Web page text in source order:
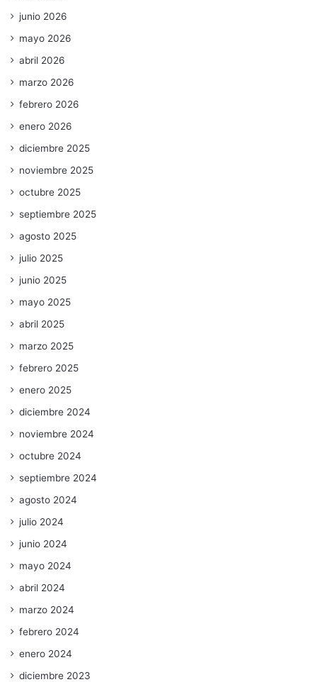
junio 2026
mayo 2026
abril 2026
marzo 2026
febrero 2026
enero 2026
diciembre 2025
noviembre 2025
octubre 2025
septiembre 2025
agosto 2025
julio 2025
junio 2025
mayo 2025
abril 2025
marzo 2025
febrero 2025
enero 2025
diciembre 2024
noviembre 2024
octubre 2024
septiembre 2024
agosto 2024
julio 2024
junio 2024
mayo 2024
abril 2024
marzo 2024
febrero 2024
enero 2024
diciembre 2023